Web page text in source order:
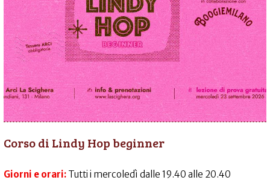
Corso di Lindy Hop beginner
Giorni e orari: Tutti i mercoledì dalle 19.40 alle 20.40